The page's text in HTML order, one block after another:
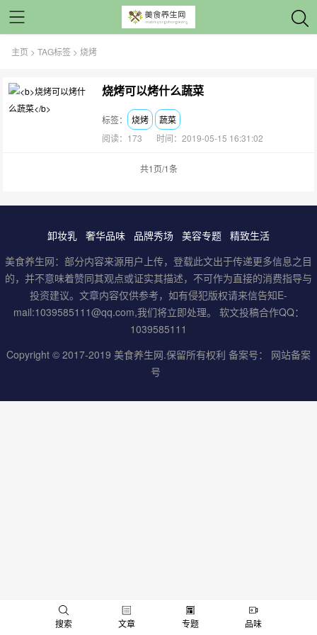
主页 >TAG标签 > 烧烤
烧烤可以烤什么蔬菜
标签： 烧烤
蔬菜
阅读：173
时间：2019-05-15 16:31:02
共1页/1条
卸妆乳 奢华品味 品牌秀场 美容专题 精致生活
美食养生网：部分内容来源用户上传，登载此文出于传递更多信息之目
的，并不意味着赞同其观点或证实其描述，不可作为直接的消费指导与
投资建议。文章内容仅供参考，如有侵犯版权请来信告知E-
mail:1039585111@qq.com,我们将立即处理。 软文投稿合作QQ：
1039585111
Copyright © 2017-2019 美食养生网.保留所有权利 备案号： 网站备案
号
搜索 文章 专题
品味